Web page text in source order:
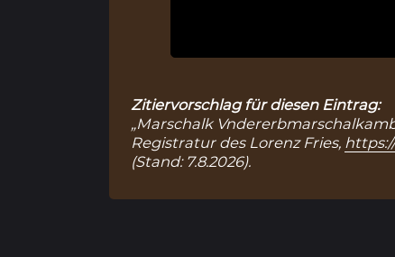
Zitiervorschlag für diesen Eintrag:
„Marschalk
Registratur des Lorenz Fries,
(Stand: 7.8.2026).